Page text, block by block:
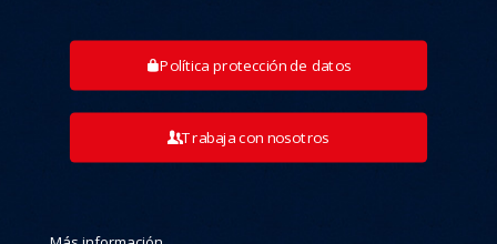
Política protección de datos
Trabaja con nosotros